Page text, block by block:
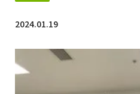
2024.01.19